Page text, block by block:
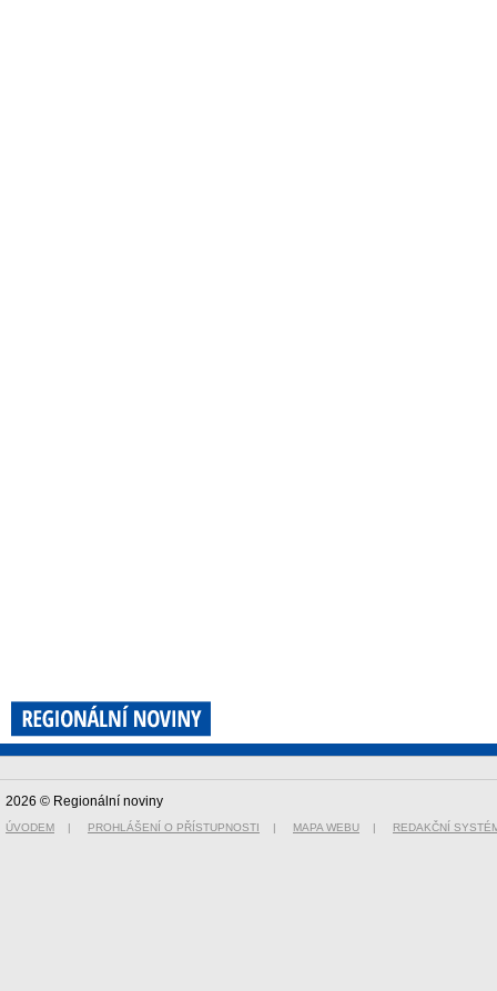
2026 © Regionální noviny
ÚVODEM | PROHLÁŠENÍ O PŘÍSTUPNOSTI | MAPA WEBU | REDAKČNÍ